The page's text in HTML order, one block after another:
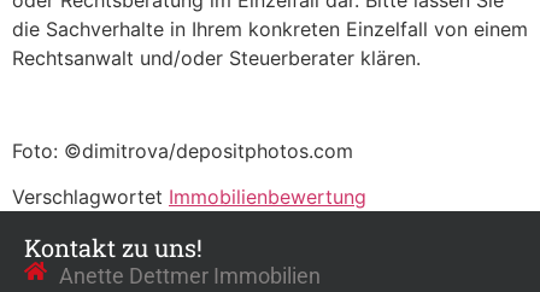
die Sachverhalte in Ihrem konkreten Einzelfall von einem
Rechtsanwalt und/oder Steuerberater klären.
Foto: ©dimitrova/depositphotos.com
Verschlagwortet Immobilienbewertung
Kontakt zu uns!
Anette Dettmer Immobilien